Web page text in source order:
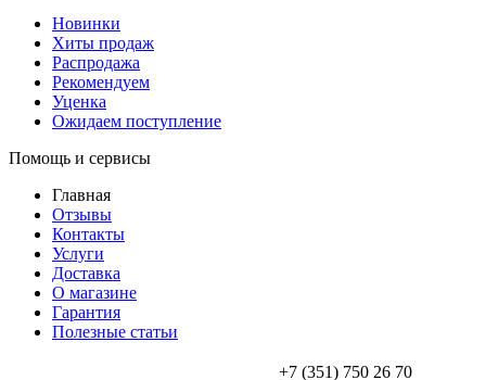
Новинки
Хиты продаж
Распродажа
Рекомендуем
Уценка
Ожидаем поступление
Помощь и сервисы
Главная
Отзывы
Контакты
Услуги
Доставка
О магазине
Гарантия
Полезные статьи
+7 (351) 750 26 70